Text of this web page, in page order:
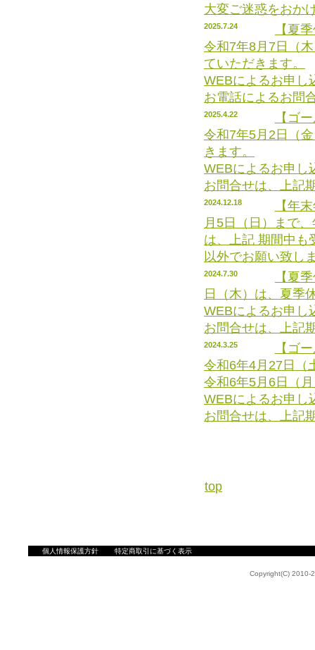
大変ご迷惑をおか
2025.7.24
【夏
令和7年8月7日（
ていただきます。
WEBによるお申し
お電話によるお問
2025.4.22
【ゴ
令和7年5月2日（
きます。
WEBによるお申し
お問合せは、上記
2024.12.18
【年
月5日（日）まで
は、上記 期間中も
以外でお願い致し
2024.7.30
【夏
日（木）は、夏季
WEBによるお申し
お問合せは、上記
2024.3.25
【ゴ
令和6年4月27日（
令和6年5月6日（
WEBによるお申し
お問合せは、上記
top
Copyright(C) 2010-
個人情報保護方針 特定商取引に基づく表示